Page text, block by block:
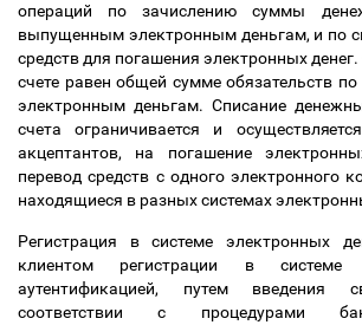
операций по зачислению суммы
выпущенным электронным деньгам, и по
средств для погашения электронных
счете равен общей сумме обязательств
электронным деньгам. Списание
счета ограничивается и
акцептантов, на погашение
перевод средств с одного электронного
находящиеся в разных системах
Регистрация в системе электронных
клиентом регистрации в системе
аутентификацией, путем
соответствии с процедурами